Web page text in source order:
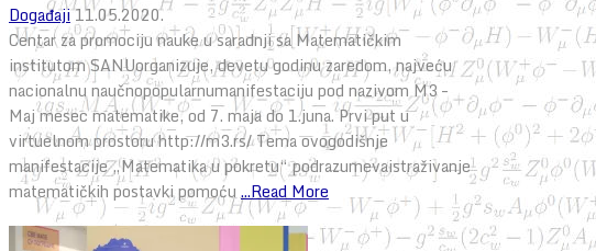
Događaji 11.05.2020.
Centar za promociju nauke u saradnji sa Matematičkim
institutom SANUorganizuje, devetu godinu zaredom, najveću
nacionalnu naučnopopularnumanifestaciju pod nazivom M3 –
Maj mesec matematike, od 7. maja do 1.juna. Prvi put u
virtuelnom prostoru http://m3.rs/ Tema ovogodišnje
manifestacije „Matematika u pokretu“ podrazumevaistraživanje
matematičkih postavki pomoću...Read More